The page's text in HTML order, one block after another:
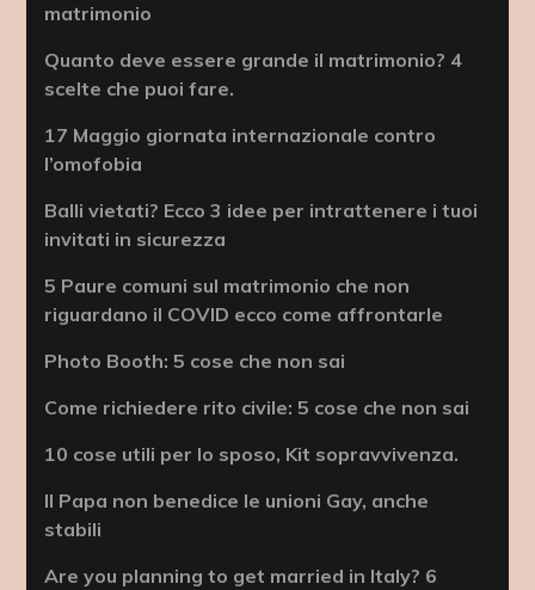
matrimonio
Quanto deve essere grande il matrimonio? 4
scelte che puoi fare.
17 Maggio giornata internazionale contro
l’omofobia
Balli vietati? Ecco 3 idee per intrattenere i tuoi
invitati in sicurezza
5 Paure comuni sul matrimonio che non
riguardano il COVID ecco come affrontarle
Photo Booth: 5 cose che non sai
Come richiedere rito civile: 5 cose che non sai
10 cose utili per lo sposo, Kit sopravvivenza.
Il Papa non benedice le unioni Gay, anche
stabili
Are you planning to get married in Italy? 6